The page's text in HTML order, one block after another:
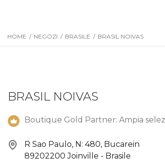
HOME / NEGOZI / BRASILE / BRASIL NOIVAS
BRASIL NOIVAS
Boutique Gold Partner: Ampia
R Sao Paulo, N: 480, Bucarein
89202200 Joinville - Brasile